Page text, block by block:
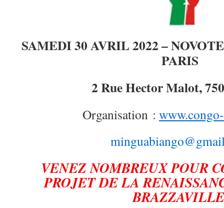
SAMEDI 30 AVRIL 2022 –
PARIS
2 Rue Hector Malot,
Organisation :
VENEZ NOMBREUX POUR
PROJET DE LA